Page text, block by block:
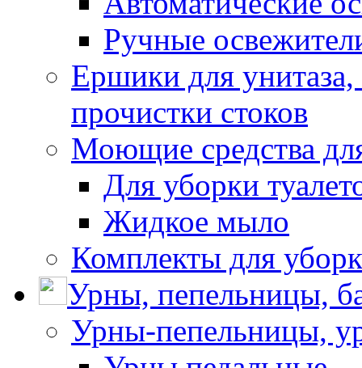
Ручные
Ершики для
прочистки стоков
Моющие средства
Для уборки
Жидкое мыло
Комплекты для
Урны, пепельницы,
Урны-пепельницы,